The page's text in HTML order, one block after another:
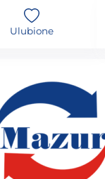
Ulubione